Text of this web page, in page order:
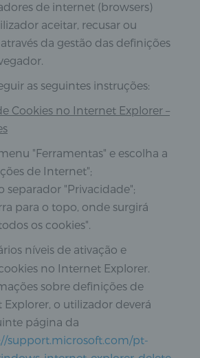
de internet (browsers)
aceitar, recusar ou
da gestão das definições
as seguintes instruções:
Cookies no Internet Explorer –
"Ferramentas" e escolha a
de Internet";
separador "Privacidade";
para o topo, onde surgirá
os cookies".
níveis de ativação e
no Internet Explorer.
sobre definições de
o utilizador deverá
página da
support.microsoft.com/pt-